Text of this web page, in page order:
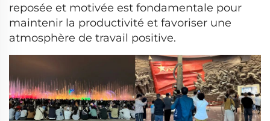
reposée et motivée est fondamentale pour
maintenir la productivité et favoriser une
atmosphère de travail positive.